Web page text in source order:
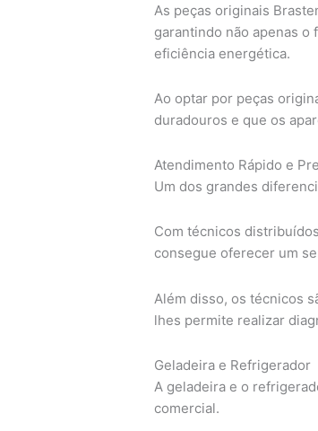
As peças originais
garantindo não apenas o
eficiência energética.
Ao optar por peças
duradouros e que os
Atendimento Rápido e
Um dos grandes
Com técnicos
consegue oferecer um
Além disso, os técnicos
lhes permite realizar
Geladeira e Refrigerador
A geladeira e o
comercial.